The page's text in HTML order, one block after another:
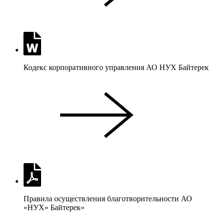
Кодекс корпоративного управления АО НУХ Байтерек
Правила осуществления благотворительности АО
«НУХ» Байтерек»